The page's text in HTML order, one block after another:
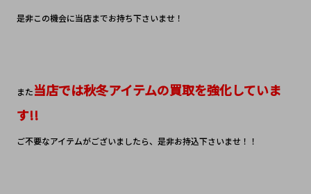
是非この機会に当店までお持ち下さいませ！
また当店では秋冬アイテムの買取を強化していま
す!!
ご不要なアイテムがございましたら、是非お持込下さいませ！！